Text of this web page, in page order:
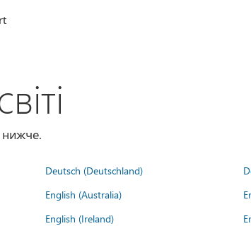
нижче.
Deutsch (Deutschland)
English (Australia)
English (Ireland)